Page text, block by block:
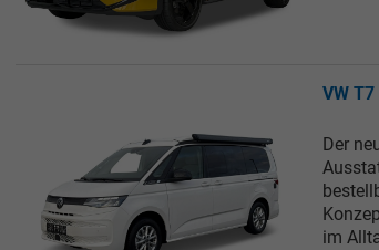
VW
Der
im